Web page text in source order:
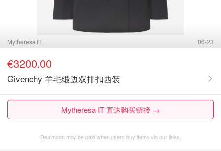
Mytheresa IT 06-23
€3200.00
Givenchy 羊毛缎边双排扣西装
Mytheresa IT 直达购买链接 →
Dealmoon may be paid when users buy items via our links.